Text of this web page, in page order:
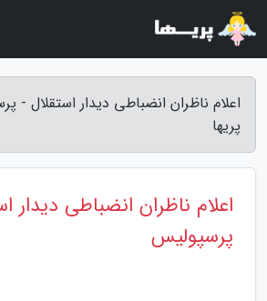
اعلام ناظران انضباطی دیدار استقلال -
پریها
اعلام ناظران انضباطی دیدار
پرسپولیس